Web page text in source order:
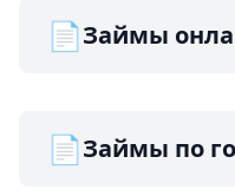
📄Займы
📄Займы по